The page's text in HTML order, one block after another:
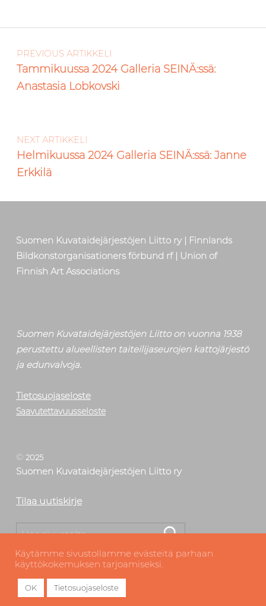
MENU
Skip back to main navigation
Artikkelien selaus
PREVIOUS ARTIKKELI
Tammikuussa 2024 Galleria SEINÄ:ssä:
Anastasia Lobkovski
NEXT ARTIKKELI
Helmikuussa 2024 Galleria SEINÄ:ssä: Janne
Erkkilä
Suomen Kuvataidejärjestöjen Liitto ry | Finnlands
Bildkonstorganisationers förbund rf | Union of
Finnish Art Associations
Suomen Kuvataidejärjestöjen Liitto on vuonna 1938
perustettu alueellisten taiteilijaseurojen kattojärjestö
ja edunvalvoja.
Tietosuojaseloste
Saavutettavuusseloste
© 2025
Suomen Kuvataidejärjestöjen Liitto ry
Tilaa uutiskirje
Etsi
Käytämme sivustollamme evästeitä parhaan
käyttökokemuksen tarjoamiseksi.
OK Tietosuojaseloste